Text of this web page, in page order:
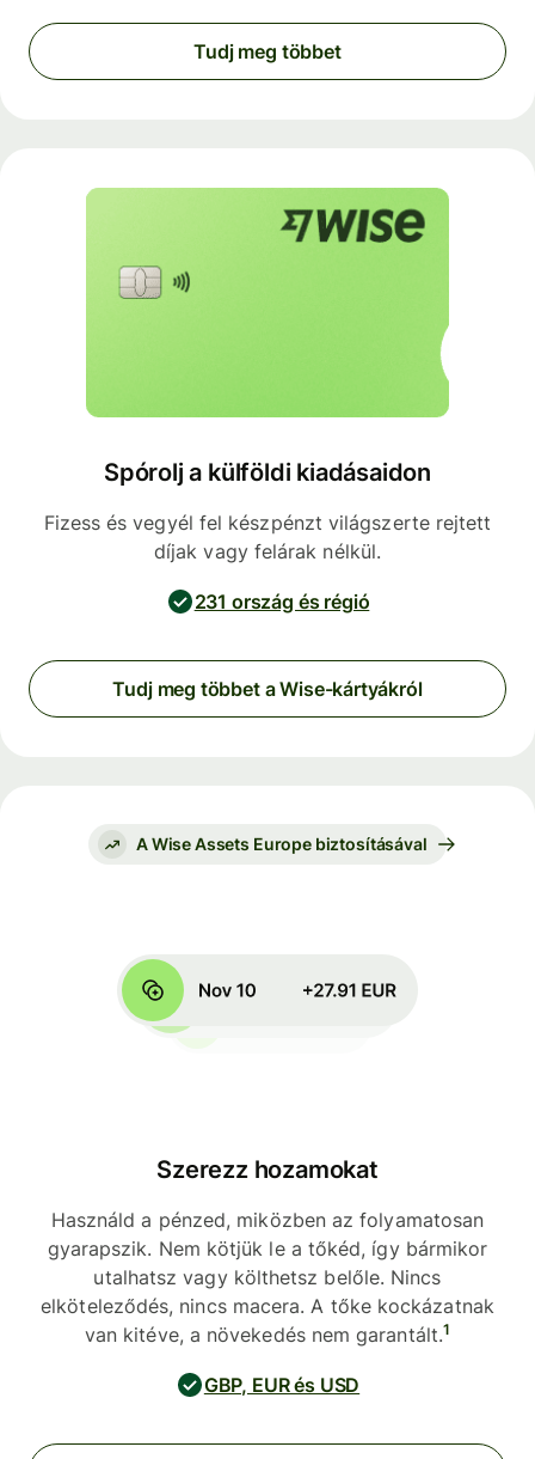
Tudj meg többet
Spórolj a külföldi kiadásaidon
Fizess és vegyél fel készpénzt világszerte rejtett
díjak vagy felárak nélkül.
231 ország és régió
Tudj meg többet a Wise-kártyákról
A Wise Assets Europe biztosításával
Szerezz hozamokat
Használd a pénzed, miközben az folyamatosan
gyarapszik. Nem kötjük le a tőkéd, így bármikor
utalhatsz vagy költhetsz belőle. Nincs
elköteleződés, nincs macera. A tőke kockázatnak
van kitéve, a növekedés nem garantált.1
GBP, EUR és USD